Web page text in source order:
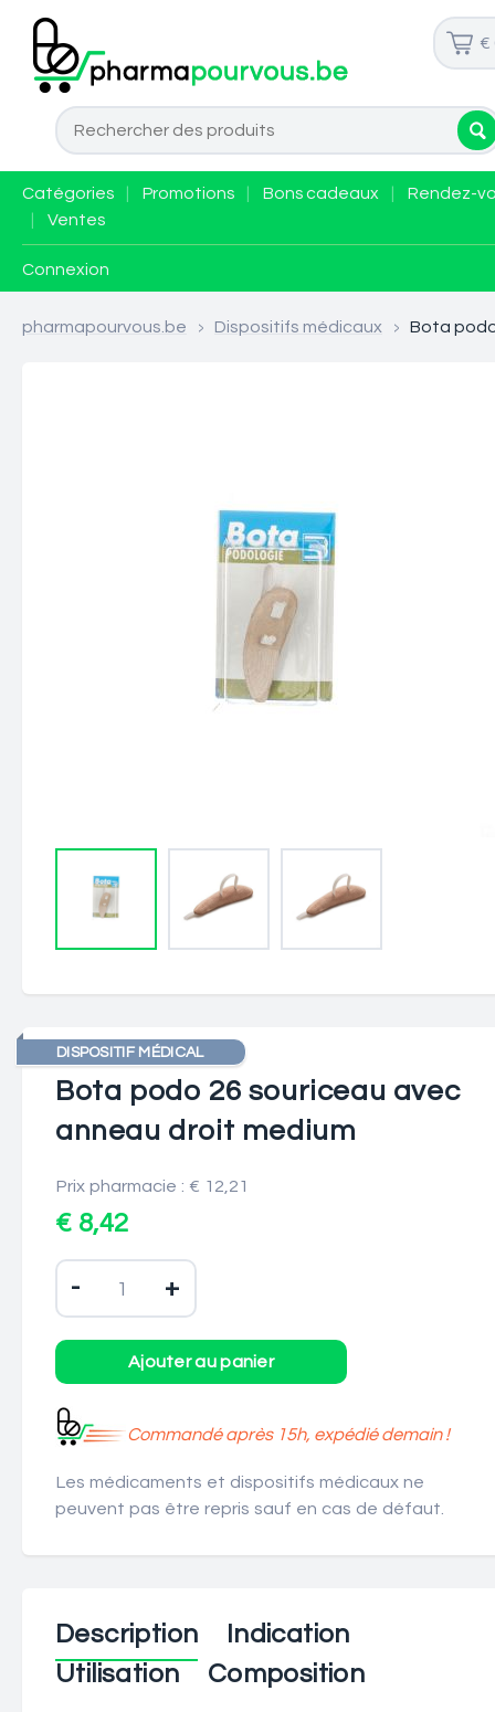
€
Catégories Promotions Bons cadeaux
Rendez-
Ventes
Connexion
pharmapourvous.be > Dispositifs médicaux > Bota
DISPOSITIF MÉDICAL
Bota podo 26 souriceau avec
anneau droit medium
Prix pharmacie : € 12,21
€ 8,42
- +
Commandé après 15h, expédié demain !
Les médicaments et dispositifs médicaux ne
peuvent pas être repris sauf en cas de défaut.
Description
Indication
Utilisation
Composition